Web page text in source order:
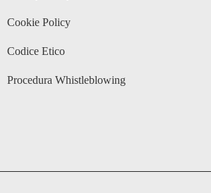
Cookie Policy
Codice Etico
Procedura Whistleblowing